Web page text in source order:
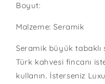
Boyut:
Malzeme: Seramik
Seramik büyük tabaklı
Türk kahvesi fincanı
kullanın. İsterseniz